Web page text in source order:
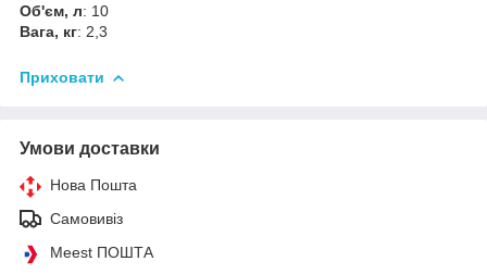
Об'єм, л: 10
Вага, кг: 2,3
Приховати
Умови доставки
Нова Пошта
Самовивіз
Meest ПОШТА